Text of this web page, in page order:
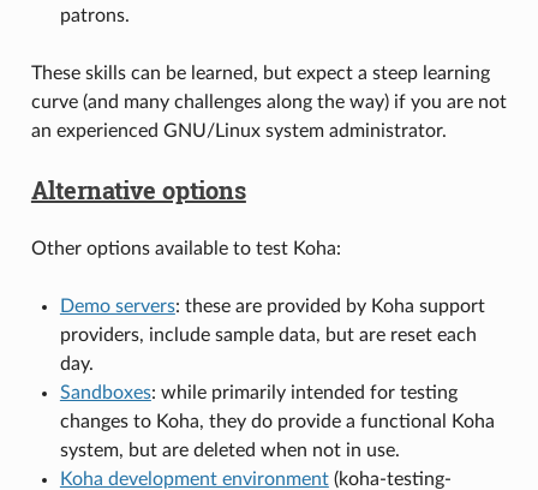
patrons.
These skills can be learned, but expect a steep learning
curve (and many challenges along the way) if you are not
an experienced GNU/Linux system administrator.
Alternative options
Other options available to test Koha:
Demo servers: these are provided by Koha support
providers, include sample data, but are reset each
day.
Sandboxes: while primarily intended for testing
changes to Koha, they do provide a functional Koha
system, but are deleted when not in use.
Koha development environment(koha-testing-